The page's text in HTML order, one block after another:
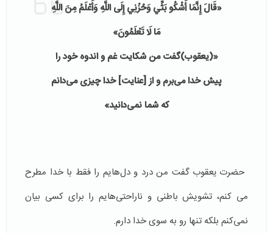
«قَالَ إِنَّمَا أَشْكُو بَثِّي وَحُزْنِي إِلَى اللَّهِ وَأَعْلَمُ مِنَ اللَّهِ
مَا لَا تَعْلَمُونَ»
«(یعقوب)گفت من شكايت غم و اندوه خود را
پيش خدا مى‌‏برم و از [عنايت] خدا چيزى مى‏‌دانم
كه شما نمى‏‌دانيد»
حضرت یعقوب گفت من درد و دل‌هایم را فقط با خدا مطرح
می کنم، تشویش باطنی و ناراحتی‌هایم را برای کسی بیان
نمی‌کنم بلکه تنها رو به سوی خدا دارم.